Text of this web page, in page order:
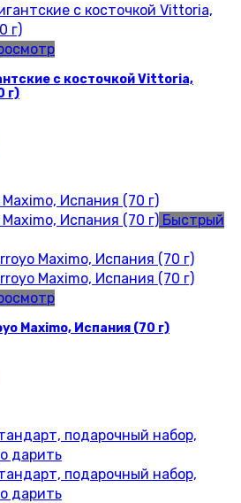
с косточкой Vittoria,
г)
Быстрый
Maximo, Испания (70 г)